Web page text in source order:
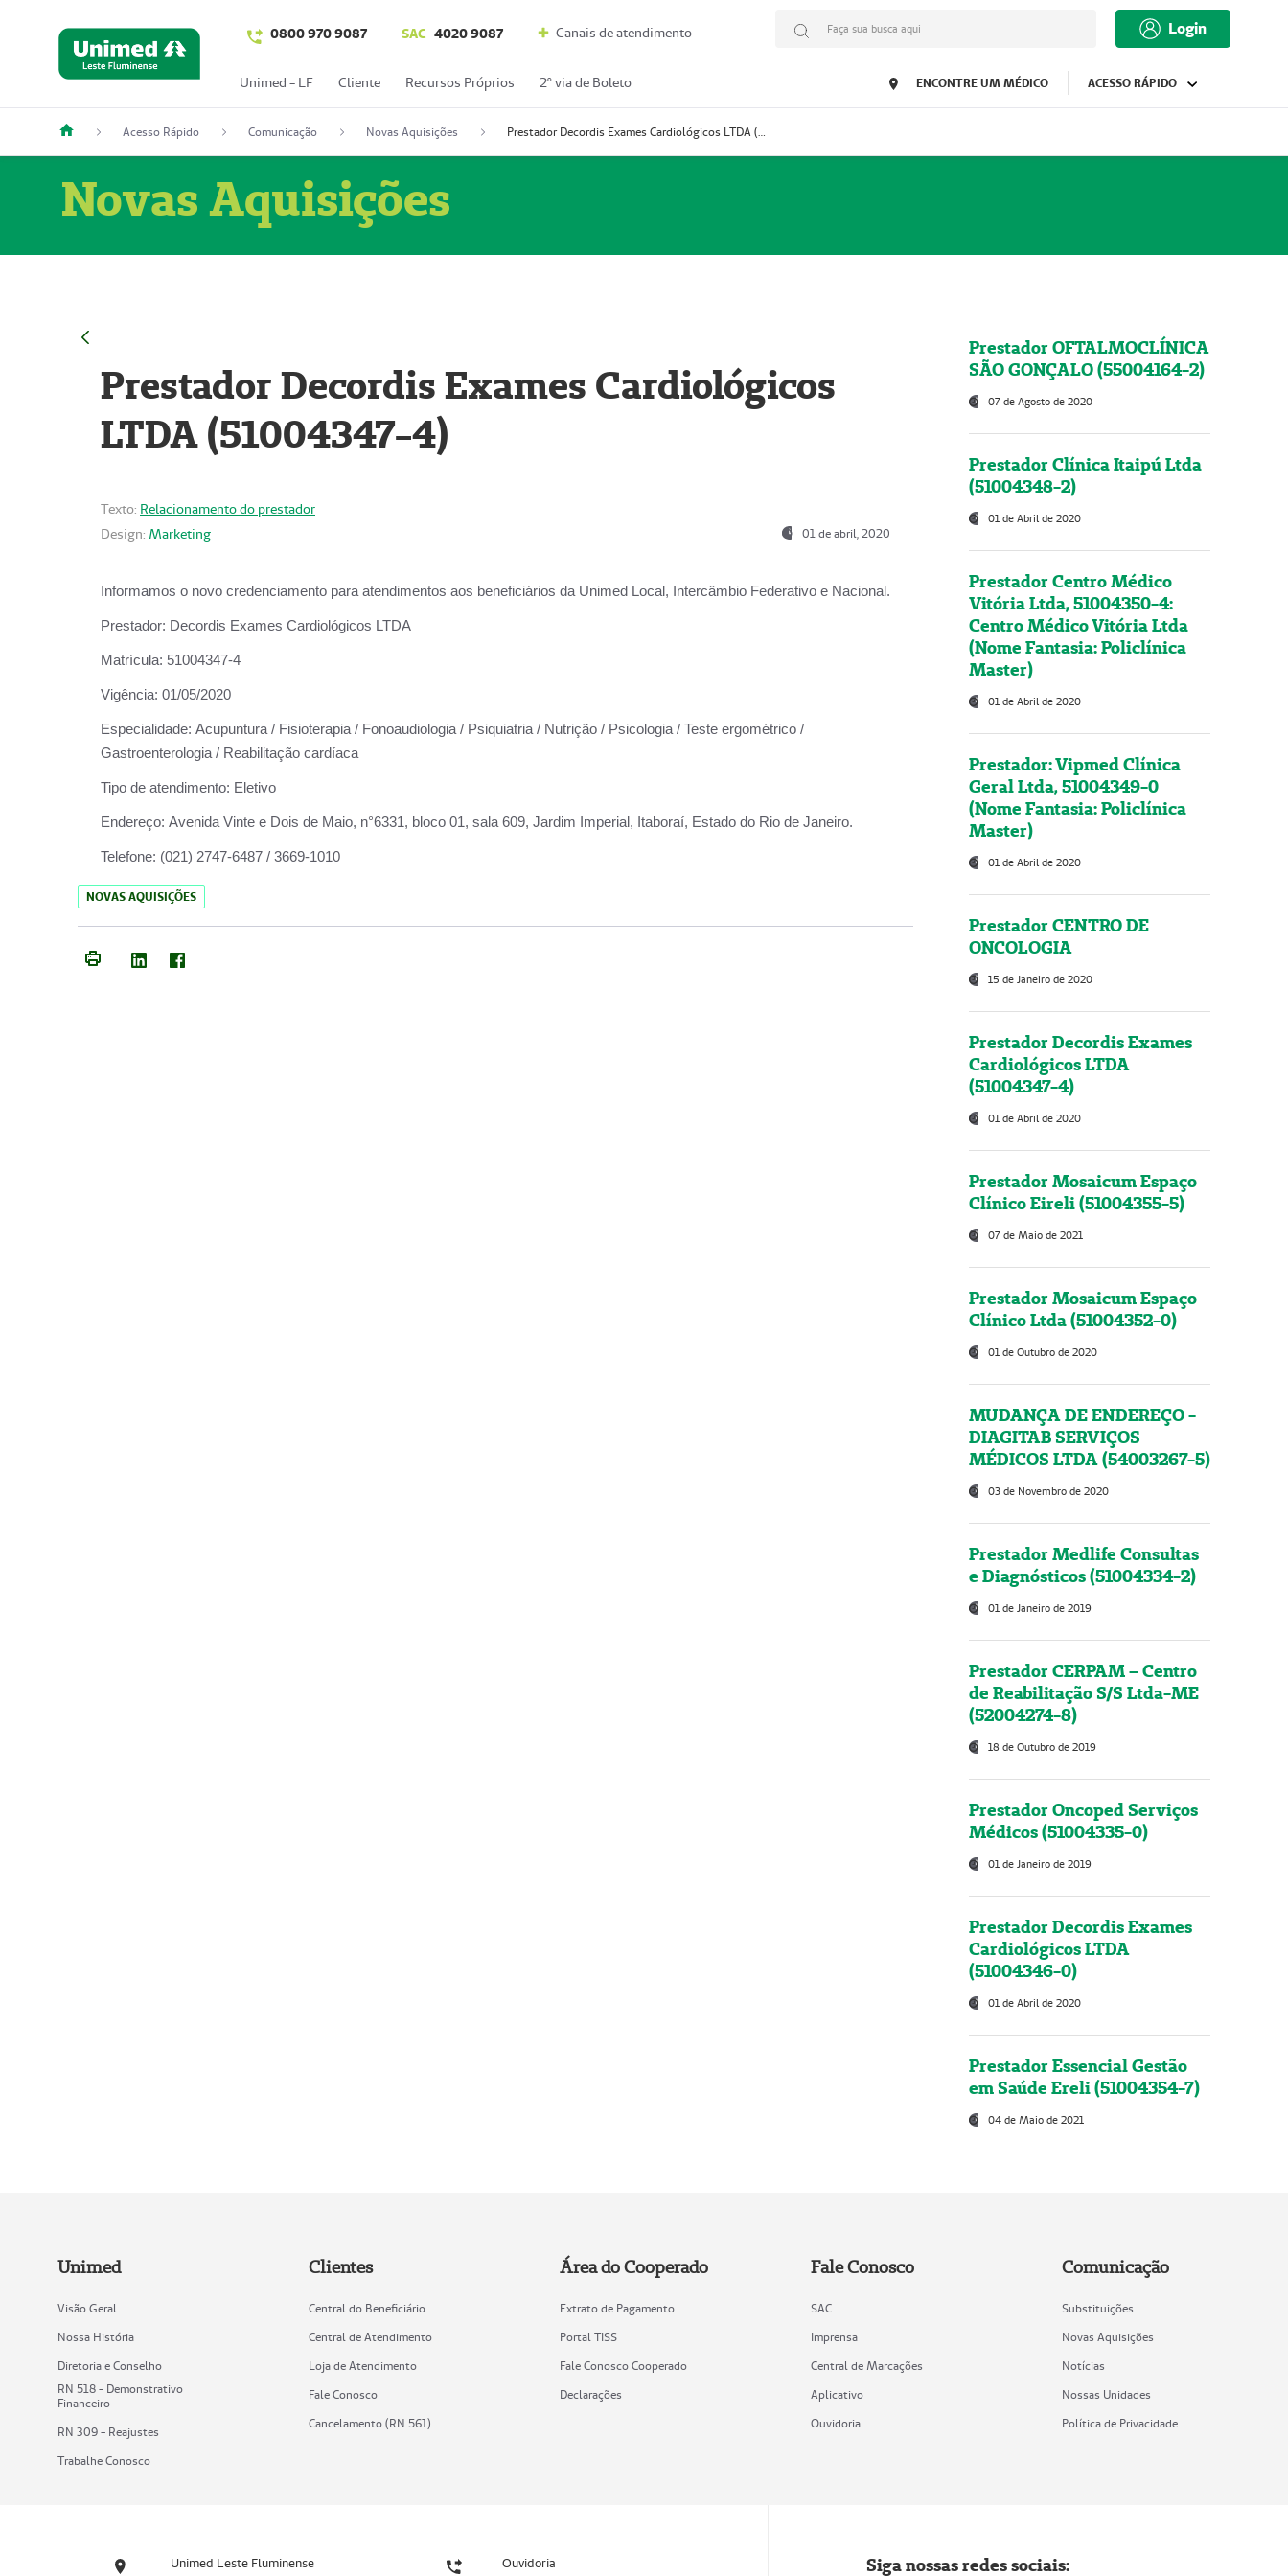
0800 970 9087 SAC 4020 9087 Canais de atendimento Faça sua busca aqui Login
Unimed - LF Cliente Recursos Próprios 2º via de Boleto ENCONTRE UM MÉDICO ACESSO RÁPIDO
Acesso Rápido Comunicação Novas Aquisições Prestador Decordis Exames Cardiológicos LTDA (51004347-4)
Novas Aquisições
Prestador Decordis Exames Cardiológicos
LTDA (51004347-4)
Texto: Relacionamento do prestador
Design: Marketing 01 de abril, 2020
Informamos o novo credenciamento para atendimentos aos beneficiários da Unimed Local, Intercâmbio Federativo e Nacional.
Prestador: Decordis Exames Cardiológicos LTDA
Matrícula: 51004347-4
Vigência: 01/05/2020
Especialidade: Acupuntura / Fisioterapia / Fonoaudiologia / Psiquiatria / Nutrição / Psicologia / Teste ergométrico /
Gastroenterologia / Reabilitação cardíaca
Tipo de atendimento: Eletivo
Endereço: Avenida Vinte e Dois de Maio, n°6331, bloco 01, sala 609, Jardim Imperial, Itaboraí, Estado do Rio de Janeiro.
Telefone: (021) 2747-6487 / 3669-1010
NOVAS AQUISIÇÕES
Prestador OFTALMOCLÍNICA
SÃO GONÇALO (55004164-2)
07 de Agosto de 2020
Prestador Clínica Itaipú Ltda
(51004348-2)
01 de Abril de 2020
Prestador Centro Médico
Vitória Ltda, 51004350-4:
Centro Médico Vitória Ltda
(Nome Fantasia: Policlínica
Master)
01 de Abril de 2020
Prestador: Vipmed Clínica
Geral Ltda, 51004349-0
(Nome Fantasia: Policlínica
Master)
01 de Abril de 2020
Prestador CENTRO DE
ONCOLOGIA
15 de Janeiro de 2020
Prestador Decordis Exames
Cardiológicos LTDA
(51004347-4)
01 de Abril de 2020
Prestador Mosaicum Espaço
Clínico Eireli (51004355-5)
07 de Maio de 2021
Prestador Mosaicum Espaço
Clínico Ltda (51004352-0)
01 de Outubro de 2020
MUDANÇA DE ENDEREÇO -
DIAGITAB SERVIÇOS
MÉDICOS LTDA (54003267-5)
03 de Novembro de 2020
Prestador Medlife Consultas
e Diagnósticos (51004334-2)
01 de Janeiro de 2019
Prestador CERPAM – Centro
de Reabilitação S/S Ltda-ME
(52004274-8)
18 de Outubro de 2019
Prestador Oncoped Serviços
Médicos (51004335-0)
01 de Janeiro de 2019
Prestador Decordis Exames
Cardiológicos LTDA
(51004346-0)
01 de Abril de 2020
Prestador Essencial Gestão
em Saúde Ereli (51004354-7)
04 de Maio de 2021
Unimed
Visão Geral
Nossa História
Diretoria e Conselho
RN 518 - Demonstrativo
Financeiro
RN 309 - Reajustes
Trabalhe Conosco
Clientes
Central do Beneficiário
Central de Atendimento
Loja de Atendimento
Fale Conosco
Cancelamento (RN 561)
Área do Cooperado
Extrato de Pagamento
Portal TISS
Fale Conosco Cooperado
Declarações
Fale Conosco
SAC
Imprensa
Central de Marcações
Aplicativo
Ouvidoria
Comunicação
Substituições
Novas Aquisições
Notícias
Nossas Unidades
Política de Privacidade
Unimed Leste Fluminense Ouvidoria Siga nossas redes sociais: